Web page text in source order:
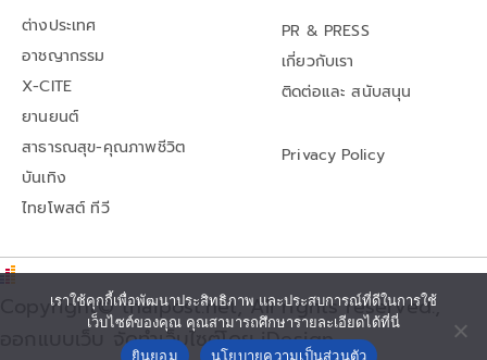
ต่างประเทศ
อาชญากรรม
X-CITE
ยานยนต์
สาธารณสุข-คุณภาพชีวิต
บันเทิง
ไทยโพสต์ ทีวี
PR & PRESS
เกี่ยวกับเรา
ติดต่อและ สนับสนุน
Privacy Policy
Copyright© thaipost.net, All rights reserved.,
ออกแบบเว็บ จัดทำเว็บไซต์โดย iDesign
เราใช้คุกกี้เพื่อพัฒนาประสิทธิภาพ และประสบการณ์ที่ดีในการใช้
เว็บไซต์ของคุณ คุณสามารถศึกษารายละเอียดได้ที่นี่
ยินยอม
นโยบายความเป็นส่วนตัว